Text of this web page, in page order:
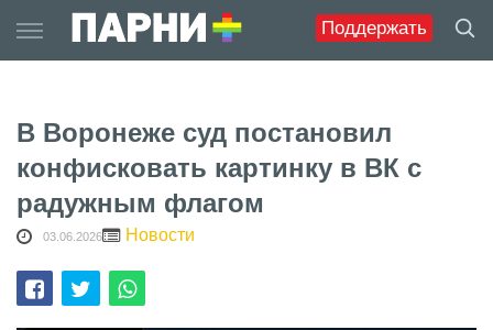
Поддержать
to
content
В Воронеже суд постановил
конфисковать картинку в ВК с
радужным флагом
03.06.2026 Новости